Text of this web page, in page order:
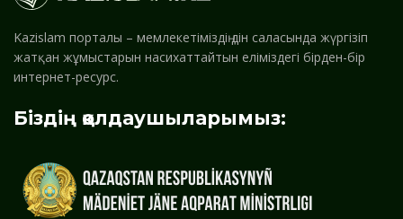
Kazislam порталы – мемлекетіміздің дін саласында жүргізіп
жатқан жұмыстарын насихаттайтын еліміздегі бірден-бір
интернет-ресурс.
Біздің қолдаушыларымыз: